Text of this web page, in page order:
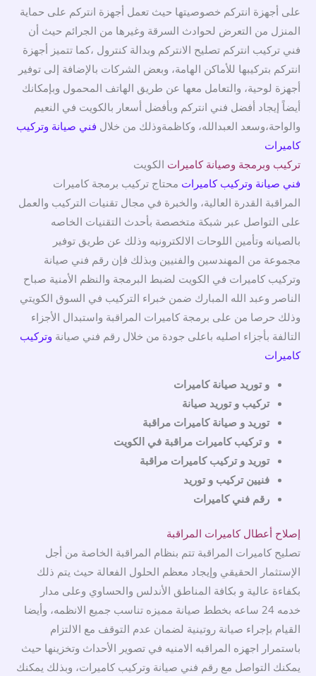
على أجهزة انتركم خصوصيتها حيث تعمل أجهزة انتركم على حماية
المنزل من التعرض لحوادث السرقة وغيرها من الجرائم حيث أن
فني تركيب انتركم تصليح الانتركم وبدالة كنترول ،كما تتميز أجهزة
انتركم بتركيبها للأماكن الهامة، وبعض الشركات بالإضافة إلى توفير
أجهزة لوحية، والتعامل معها عن طريق الهاتف المحمول وبإمكانك
أيضاً إيجاد أفضل فني انتركم وبأفضل أسعار بالكويت في النعيم
والواحة،وسعد العبدالله، وكاظمةوذلك من خلال فني صيانة وتركيب
كاميرات
تركيب وبرمجة وصيانة كاميرات الكويت
فني صيانة وتركيب كاميرات محتاج تركيب برمجة كاميرات
المراقبة القدرة العالية، والخبرة في مجال تقنيات التركيب والعمل
على التواصل عبر شبكة متخصصة بأحدث التقنيات الخاصه
بالصيانه وتأمين اللوحات الالكترونيه وذلك عن طريق توفير
مجموعة من المهندسين والفنيين وبذلك فإن رقم فني صيانة
وتركيب كاميرات في الكويت لضبط البرمجة والنظم الأمنية صباح
الناصر وعبد الله المبارك ضمن خبراء التركيب في السوق الكويتي
وذلك حرصا من على برمجة كاميرات المراقبة واستبدال الأجزاء
التالفة بأجزاء اصليه باعلى جودة من خلال رقم فني صيانة وتركيب
كاميرات
و توريد صيانة كاميرات
تركيب و توريد صيانة
توريد و صيانة كاميرات مراقبة
و تركيب كاميرات مراقبة في الكويت
توريد و تركيب كاميرات مراقبة
فنيين تركيب و توريد
رقم فني كاميرات
إصلاح أعطال كاميرات المراقبة
تصليح كاميرات المراقبة تتم بنظام المراقبة الخاصة من أجل
الإستثمار الحقيقي وإيجاد معظم الحلول الفعالة حيث يتم ذلك
بكفاءة عالية و بكافة المناطق الأندلس والحساوي وعلى مدار
خدمه 24 ساعه بخطط صيانة مميزه تناسب جميع الانظمه، وأيضا
القيام بإجراء صيانة روتينية لضمان عدم التوقف مع الالتزام
باستمرار اجهزه المراقبه الامنيه في تصوير الأحداث وتخزينها حيث
يمكنك التواصل مع رقم فني صيانة وتركيب كاميرات، وبذلك يمكنك